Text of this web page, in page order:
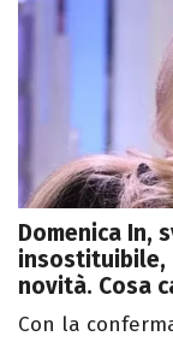
Domenica In,
insostituibile,
novità. Cosa
Con la